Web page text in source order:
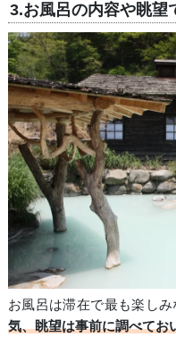
3.お風呂の内容や眺望
お風呂は滞在で最も楽し
気、眺望は事前に調べてお